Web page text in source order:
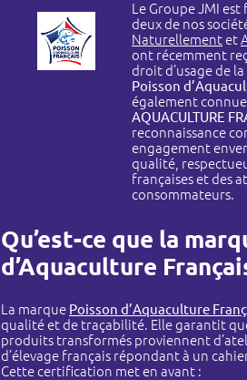
Le Groupe JMI est
deux de nos
Naturellementet
ont récemment
droit d’usage de
Poisson
également
AQUACULTURE
reconnaissance
engagement
qualité,
françaises et des
consommateurs.
Qu’est-ce que la
d’Aquaculture
La marque Poisson d’Aquaculture
qualité et de traçabilité. Elle garantit
produits transformés proviennent
d’élevage français répondant à un
Cette certification met en avant :